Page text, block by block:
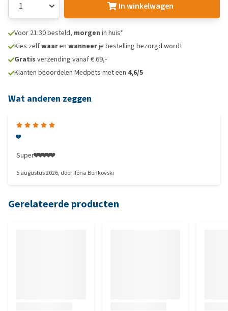
In winkelwagen
Voor 21:30 besteld, morgen in huis*
Kies zelfwaaren wanneerje bestelling bezorgd wordt
Gratis verzending vanaf € 69,-
Klanten beoordelen Medpets met een 4,6/5
Wat anderen zeggen
❤️
Super❤️❤️❤️❤️❤️
5 augustus 2026, doorIlona Bonkovski
Gerelateerde producten